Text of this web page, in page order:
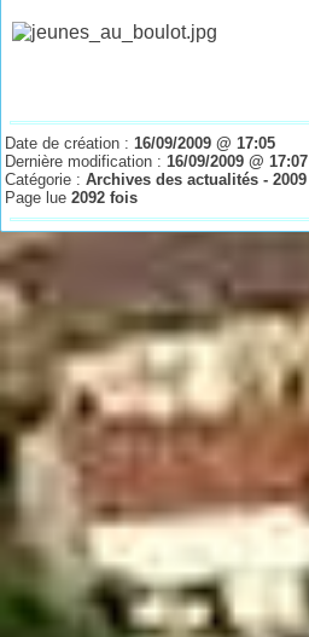
Date de création :16/09/2009 @ 17:05
Dernière modification :16/09/2009 @ 17:07
Catégorie :Archives des actualités - 2009
Page lue2092 fois